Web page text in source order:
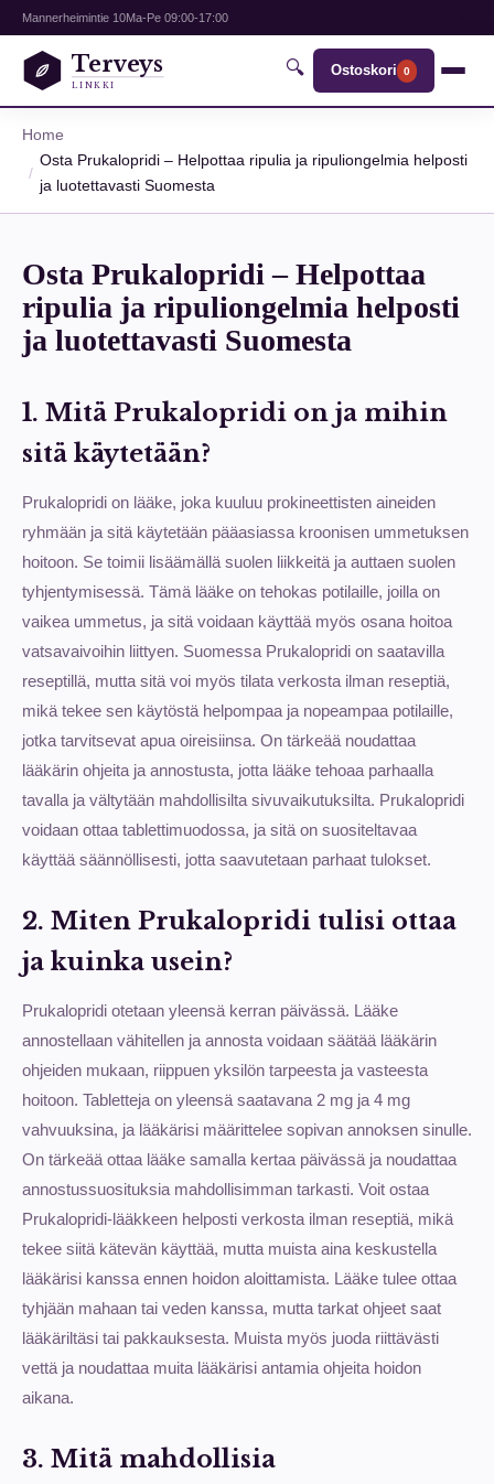
Mannerheimintie 10Ma-Pe 09:00-17:00
Terveys
LINKKI
🔍 Ostoskori 0
Home
Osta Prukalopridi – Helpottaa ripulia ja ripuliongelmia helposti
ja luotettavasti Suomesta
Osta Prukalopridi – Helpottaa
ripulia ja ripuliongelmia helposti
ja luotettavasti Suomesta
1. Mitä Prukalopridi on ja mihin
sitä käytetään?
Prukalopridi on lääke, joka kuuluu prokineettisten aineiden
ryhmään ja sitä käytetään pääasiassa kroonisen ummetuksen
hoitoon. Se toimii lisäämällä suolen liikkeitä ja auttaen suolen
tyhjentymisessä. Tämä lääke on tehokas potilaille, joilla on
vaikea ummetus, ja sitä voidaan käyttää myös osana hoitoa
vatsavaivoihin liittyen. Suomessa Prukalopridi on saatavilla
reseptillä, mutta sitä voi myös tilata verkosta ilman reseptiä,
mikä tekee sen käytöstä helpompaa ja nopeampaa potilaille,
jotka tarvitsevat apua oireisiinsa. On tärkeää noudattaa
lääkärin ohjeita ja annostusta, jotta lääke tehoaa parhaalla
tavalla ja vältytään mahdollisilta sivuvaikutuksilta. Prukalopridi
voidaan ottaa tablettimuodossa, ja sitä on suositeltavaa
käyttää säännöllisesti, jotta saavutetaan parhaat tulokset.
2. Miten Prukalopridi tulisi ottaa
ja kuinka usein?
Prukalopridi otetaan yleensä kerran päivässä. Lääke
annostellaan vähitellen ja annosta voidaan säätää lääkärin
ohjeiden mukaan, riippuen yksilön tarpeesta ja vasteesta
hoitoon. Tabletteja on yleensä saatavana 2 mg ja 4 mg
vahvuuksina, ja lääkärisi määrittelee sopivan annoksen sinulle.
On tärkeää ottaa lääke samalla kertaa päivässä ja noudattaa
annostussuosituksia mahdollisimman tarkasti. Voit ostaa
Prukalopridi-lääkkeen helposti verkosta ilman reseptiä, mikä
tekee siitä kätevän käyttää, mutta muista aina keskustella
lääkärisi kanssa ennen hoidon aloittamista. Lääke tulee ottaa
tyhjään mahaan tai veden kanssa, mutta tarkat ohjeet saat
lääkäriltäsi tai pakkauksesta. Muista myös juoda riittävästi
vettä ja noudattaa muita lääkärisi antamia ohjeita hoidon
aikana.
3. Mitä mahdollisia